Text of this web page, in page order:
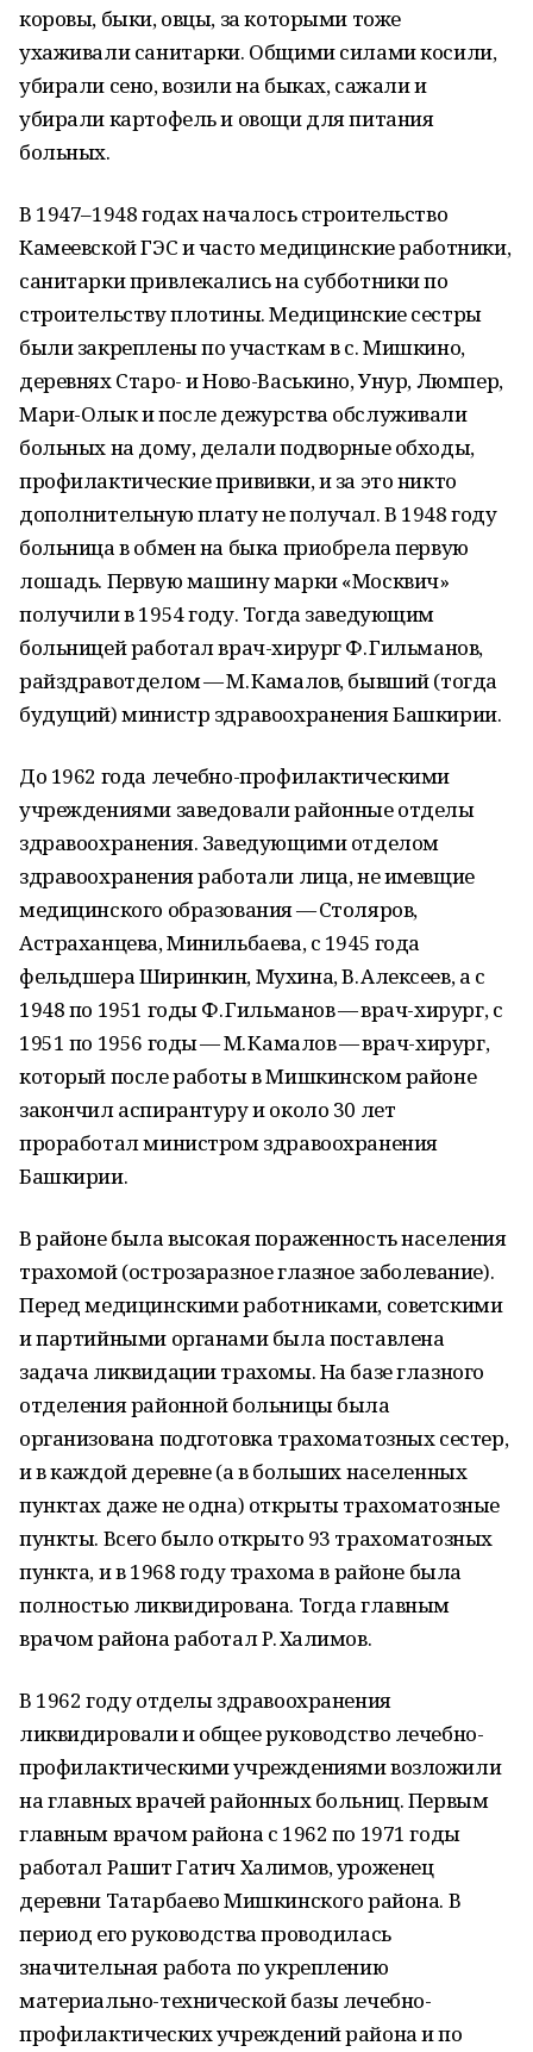
коровы, быки, овцы, за которыми тоже
ухаживали санитарки. Общими силами косили,
убирали сено, возили на быках, сажали и
убирали картофель и овощи для питания
больных.
В 1947–1948 годах началось строительство
Камеевской ГЭС и часто медицинские работники,
санитарки привлекались на субботники по
строительству плотины. Медицинские сестры
были закреплены по участкам в с. Мишкино,
деревнях Старо- и Ново-Васькино, Унур, Люмпер,
Мари-Олык и после дежурства обслуживали
больных на дому, делали подворные обходы,
профилактические прививки, и за это никто
дополнительную плату не получал. В 1948 году
больница в обмен на быка приобрела первую
лошадь. Первую машину марки «Москвич»
получили в 1954 году. Тогда заведующим
больницей работал врач-хирург Ф. Гильманов,
райздравотделом — М. Камалов, бывший (тогда
будущий) министр здравоохранения Башкирии.
До 1962 года лечебно-профилактическими
учреждениями заведовали районные отделы
здравоохранения. Заведующими отделом
здравоохранения работали лица, не имевщие
медицинского образования — Столяров,
Астраханцева, Минильбаева, с 1945 года
фельдшера Ширинкин, Мухина, В. Алексеев, а с
1948 по 1951 годы Ф. Гильманов — врач-хирург, с
1951 по 1956 годы — М. Камалов — врач-хирург,
который после работы в Мишкинском районе
закончил аспирантуру и около 30 лет
проработал министром здравоохранения
Башкирии.
В районе была высокая пораженность населения
трахомой (острозаразное глазное заболевание).
Перед медицинскими работниками, советскими
и партийными органами была поставлена
задача ликвидации трахомы. На базе глазного
отделения районной больницы была
организована подготовка трахоматозных сестер,
и в каждой деревне (а в больших населенных
пунктах даже не одна) открыты трахоматозные
пункты. Всего было открыто 93 трахоматозных
пункта, и в 1968 году трахома в районе была
полностью ликвидирована. Тогда главным
врачом района работал Р. Халимов.
В 1962 году отделы здравоохранения
ликвидировали и общее руководство лечебно-
профилактическими учреждениями возложили
на главных врачей районных больниц. Первым
главным врачом района с 1962 по 1971 годы
работал Рашит Гатич Халимов, уроженец
деревни Татарбаево Мишкинского района. В
период его руководства проводилась
значительная работа по укреплению
материально-технической базы лечебно-
профилактических учреждений района и по